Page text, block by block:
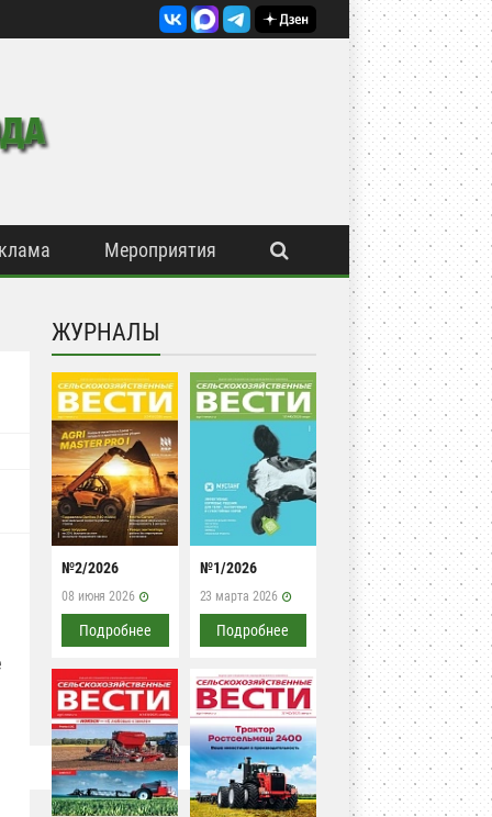
Мероприятия
ЖУРНАЛЫ
№2/2026
08 июня 2026
Подробнее
№1/2026
23 марта 2026
Подробнее